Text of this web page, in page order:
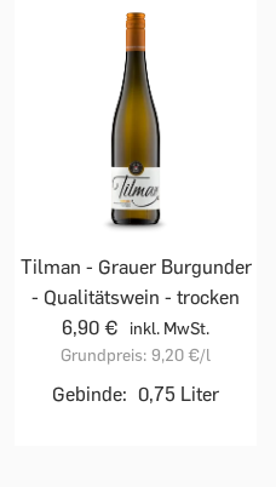
Tilman - Grauer Burgunder
- Qualitätswein - trocken
6,90 €
inkl. MwSt.
Grundpreis: 9,20 €/l
Gebinde: 0,75 Liter